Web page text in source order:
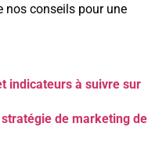
nos conseils pour une
indicateurs à suivre sur
de marketing de